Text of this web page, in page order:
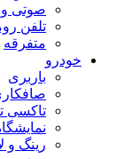
صوتی
تلفن
متفرقه
خودرو
باربری
تاکسی
رینگ و